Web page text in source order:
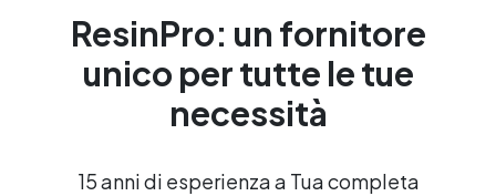
ResinPro: un fornitore
unico per tutte le tue
necessità
15 anni di esperienza a Tua completa